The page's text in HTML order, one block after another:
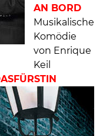
AN BORD
Musikalische
Komödie
von Enrique
Keil